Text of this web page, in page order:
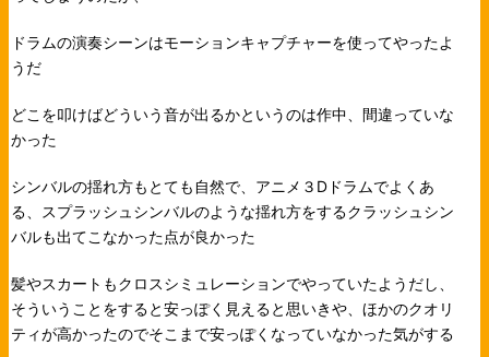
ドラムの演奏シーンはモーションキャプチャーを使ってやったよ
うだ
どこを叩けばどういう音が出るかというのは作中、間違っていな
かった
シンバルの揺れ方もとても自然で、アニメ３Dドラムでよくあ
る、スプラッシュシンバルのような揺れ方をするクラッシュシン
バルも出てこなかった点が良かった
髪やスカートもクロスシミュレーションでやっていたようだし、
そういうことをすると安っぽく見えると思いきや、ほかのクオリ
ティが高かったのでそこまで安っぽくなっていなかった気がする